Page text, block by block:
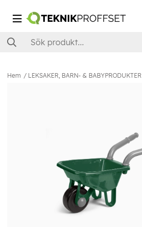
Hem LEKSAKER, BARN- & BABYPRODUKTER